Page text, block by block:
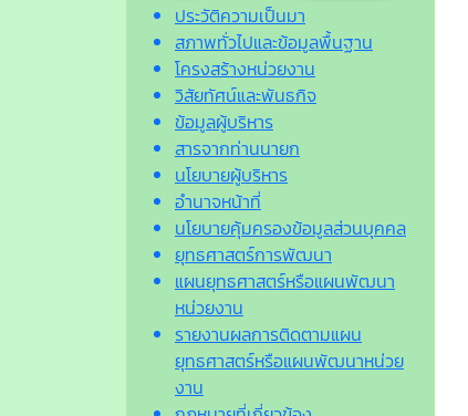
ประวัติความเป็นมา
สภาพทั่วไปและข้อมูลพื้นฐาน
โครงสร้างหน่วยงาน
วิสัยทัศน์และพันธกิจ
ข้อมูลผู้บริหาร
สารจากท่านนายก
นโยบายผู้บริหาร
อำนาจหน้าที่
นโยบายคุ้มครองข้อมูลส่วนบุคคล
ยุทธศาสตร์การพัฒนา
แผนยุทธศาสตร์หรือแผนพัฒนา
หน่วยงาน
รายงานผลการติดตามแผน
ยุทธศาสตร์หรือแผนพัฒนาหน่วย
งาน